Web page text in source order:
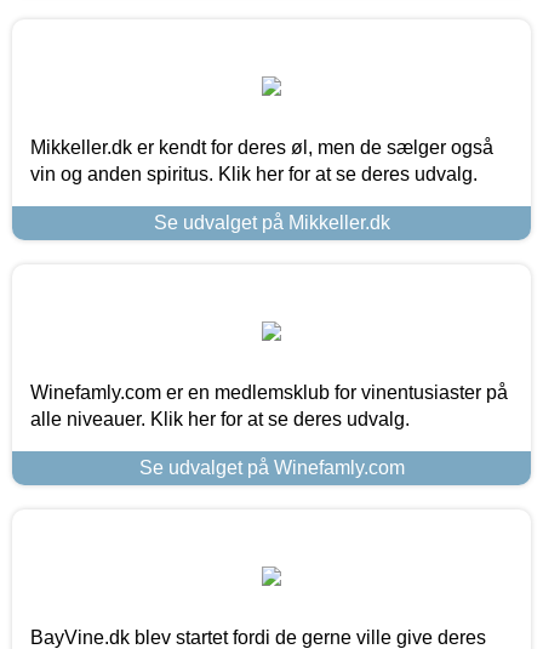
Mikkeller.dk er kendt for deres øl, men de sælger også
vin og anden spiritus. Klik her for at se deres udvalg.
Se udvalget på Mikkeller.dk
Winefamly.com er en medlemsklub for vinentusiaster på
alle niveauer. Klik her for at se deres udvalg.
Se udvalget på Winefamly.com
BayVine.dk blev startet fordi de gerne ville give deres